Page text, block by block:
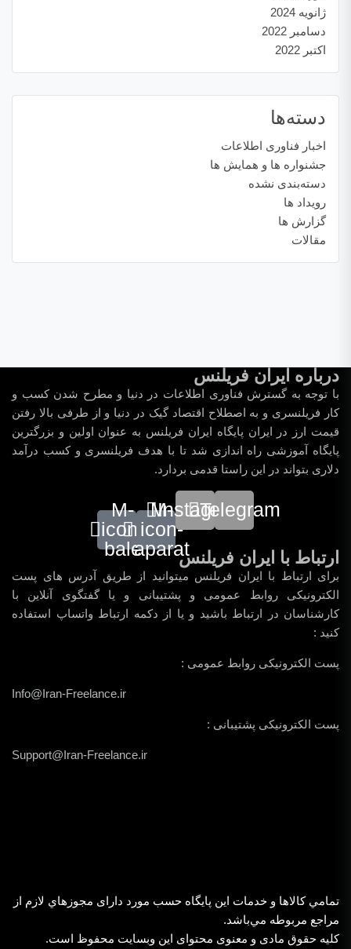
ژانویه 2024
دسامبر 2022
اکتبر 2022
دسته‌ها
اخبار فناوری اطلاعات
جشنواره ها و همایش ها
دسته‌بندی نشده
رویداد ها
گزارش ها
مقالات
درباره ایران فریلنس
با توجه به گسترش فناوری اطلاعات در دنیا و مطرح شدن کسب و
کار فریلنسری و به اصطلاح اقتصاد گیک در دنیا و از طرفی بالا رفتن
قیمت ارز در ایران پایگاه ایران فریلنس به عنوان اولین و بزرگترین
پایگاه آموزشی راه اندازی شد تا با هدف فریلنسری و کسب درآمد
دلاری بتواند در این راستا قدمی بردارد.
Telegram
Instagram
M-
icon-
aparat
M-
icon-
bale
ارتباط با ایران فریلنس
برای ارتباط با ایران فریلنس میتوانید از طریق آدرس های پست
الکترونیکی روابط عمومی و پشتیبانی و یا گفتگوی آنلاین با
کارشناسان در ارتباط باشید و یا از دکمه ارتباط واتساپ استفاده
کنید :
پست الکترونیکی روابط عمومی :
Info@Iran-Freelance.ir
پست الکترونیکی پشتیبانی :
Support@Iran-Freelance.ir
تمامي كالاها و خدمات اين پایگاه حسب مورد دارای مجوزهاي لازم از
مراجع مربوطه مي‌باشد.
کلیه حقوق مادی و معنوی محتوای این وبسایت محفوظ است.